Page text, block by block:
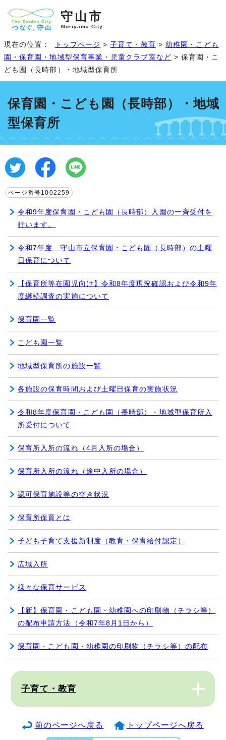
守山市
Moriyama City
現在の位置： トップページ >子育て・教育 >幼稚園・こども
園・保育園・地域型保育事業・児童クラブ室など > 保育園・こ
ども園（長時部）・地域型保育所
保育園・こども園（長時部）・地域
型保育所
ページ番号1002259
令和9年度保育園・こども園（長時部）入園の一斉受付を
行います。
令和7年度 守山市立保育園・こども園（長時部）の土曜
日保育について
【保育所等在園児向け】令和8年度現況確認および令和9年
度継続調査の実施について
保育園一覧
こども園一覧
地域型保育所の施設一覧
各施設の保育時間および土曜日保育の実施状況
令和8年度保育園・こども園（長時部）・地域型保育所入
所受付について
保育所入所の流れ（4月入所の場合）
保育所入所の流れ（途中入所の場合）
認可保育施設等の空き状況
保育所保育とは
子ども子育て支援新制度（教育・保育給付認定）
広域入所
様々な保育サービス
【新】保育園・こども園・幼稚園への印刷物（チラシ等）
の配布申請方法（令和7年8月1日から）
保育園・こども園・幼稚園の印刷物（チラシ等）の配布
子育て・教育
前のページへ戻る トップページへ戻る